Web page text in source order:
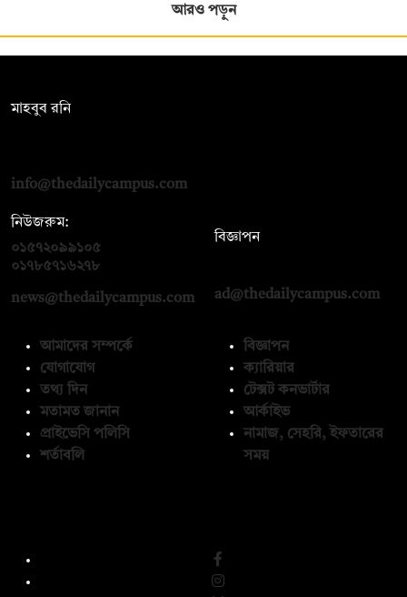
আরও পড়ুন
মাহবুব রনি
info@thedailycampus.com
নিউজরুম:
০১৫৭২০৯৯১০৫
০১৭৮৫৭১৬২৭৮
news@thedailycampus.com
বিজ্ঞাপন
ad@thedailycampus.com
আমাদের সম্পর্কে
যোগাযোগ
তথ্য দিন
মতামত জানান
প্রাইভেসি পলিসি
শর্তাবলি
বিজ্ঞাপন
ক্যারিয়ার
টেক্সট কনভার্টার
আর্কাইভ
নামাজ, সেহরি, ইফতারের
সময়